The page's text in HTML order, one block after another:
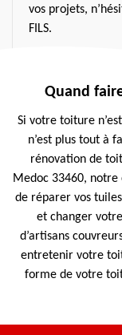
vos projets,
FILS.
Quand
Si votre toiture
n’est plus tout à
rénovation de
Medoc 33460, notre
de réparer vos
et changer
d’artisans
entretenir votre
forme de votre